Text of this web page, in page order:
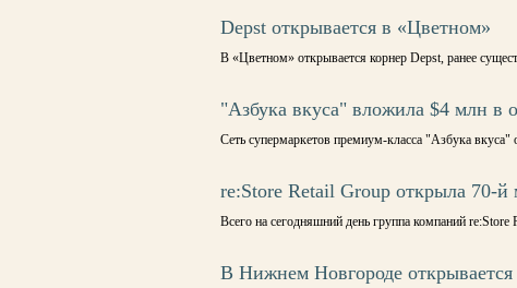
Depst открывается в «Цветном»
В «Цветном» открывается корнер Depst, ранее
"Азбука вкуса" вложила $4 млн в
Сеть супермаркетов премиум-класса "Азбука
re:Store Retail Group открыла 70-й
Всего на сегодняшний день группа компаний
В Нижнем Новгороде